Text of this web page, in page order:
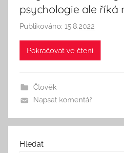
psychologie ale říká
Publikováno: 15.8.2022
u
e
Pokračovat ve čtení
Člověk
Napsat komentář
Hledat